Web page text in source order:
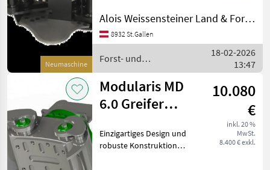
Neumaschine
hochwertigem Hardox-
Stahl und veredelt mit
finnischem Know-how,
steht der JAK-
Alois Weissensteiner Land & Forsttechnik
8932 St.Gallen
Forst- und
Holztechnik / JAK
18-02-2026
13:47
Modularis MD
6.0 Greifer
Fällgreifer
10.080
€
inkl. 20 %
MwSt.
8.400 € exkl.
Einzigartiges Design und
robuste Konstruktion